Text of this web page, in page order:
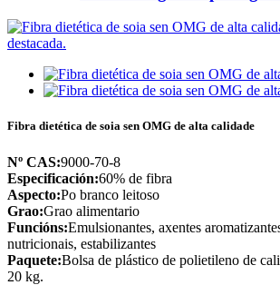
Fibra dietética de soia sen OMG de alta calidade
Nº CAS:9000-70-8
Especificación:60% de fibra
Aspecto:Po branco leitoso
Grao:Grao alimentario
Funcións:Emulsionantes, axentes
nutricionais, estabilizantes
Paquete:Bolsa de plástico de polietileno de
20 kg.